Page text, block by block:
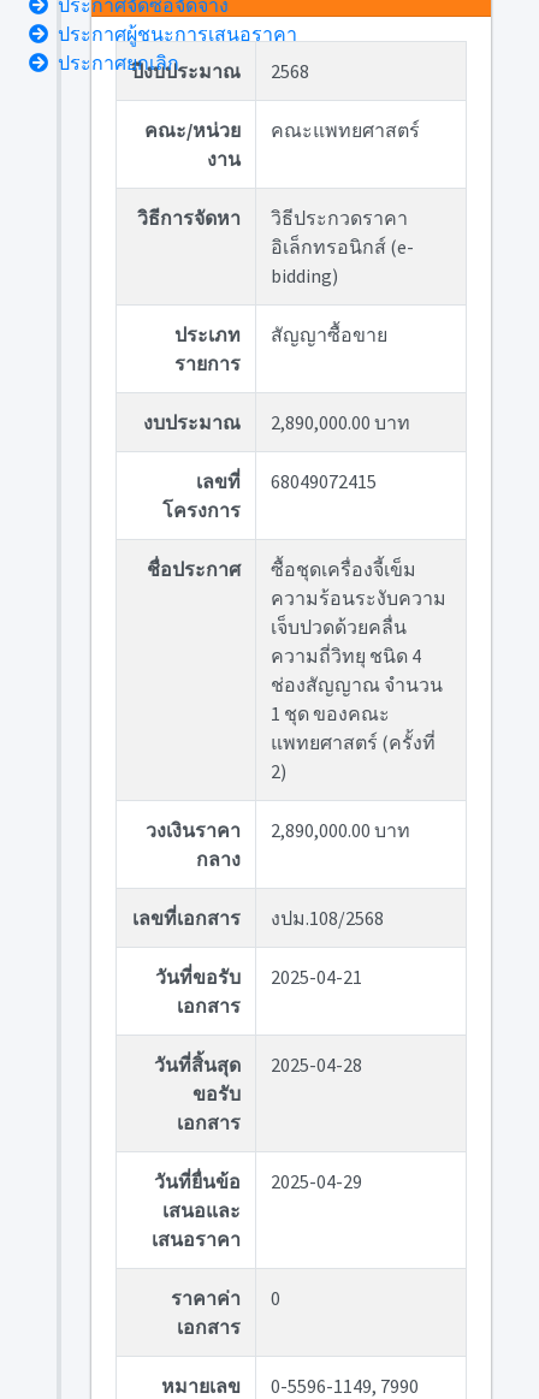
ปีงบประมาณ 2568
คณะ/หน่วย
งาน
คณะแพทยศาสตร์
วิธีการจัดหา
วิธีประกวดราคา
อิเล็กทรอนิกส์ (e-
bidding)
ประเภท
รายการ
สัญญาซื้อขาย
งบประมาณ 2,890,000.00 บาท
เลขที่
โครงการ
68049072415
ชื่อประกาศ
ซื้อชุดเครื่องจี้เข็ม
ความร้อนระงับความ
เจ็บปวดด้วยคลื่น
ความถี่วิทยุ ชนิด 4
ช่องสัญญาณ จำนวน
1 ชุด ของคณะ
แพทยศาสตร์ (ครั้งที่
2)
วงเงินราคา
กลาง
2,890,000.00 บาท
เลขที่เอกสาร งปม.108/2568
วันที่ขอรับ
เอกสาร
2025-04-21
วันที่สิ้นสุด
ขอรับ
เอกสาร
2025-04-28
วันที่ยื่นข้อ
เสนอและ
เสนอราคา
2025-04-29
ราคาค่า
เอกสาร
0
หมายเลข
0-5596-1149, 7990
ประกาศผู้ชนะการเสนอราคา
ประกาศยกเลิก